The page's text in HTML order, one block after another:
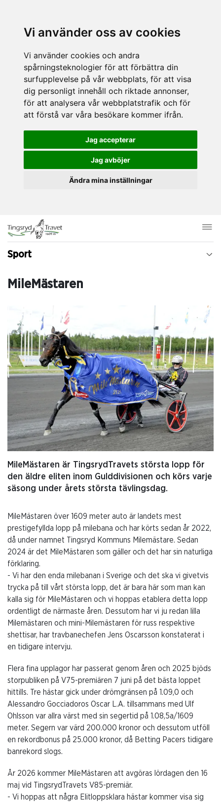
Vi använder oss av cookies
Vi använder cookies och andra
spårningsteknologier för att förbättra din
surfupplevelse på vår webbplats, för att visa
dig personligt innehåll och riktade annonser,
för att analysera vår webbplatstrafik och för
att förstå var våra besökare kommer ifrån.
Jag accepterar
Jag avböjer
Ändra mina inställningar
Sport
MileMästaren
MileMästaren är TingsrydTravets största lopp för
den äldre eliten inom Gulddivisionen och körs varje
säsong under årets största tävlingsdag.
MileMästaren över 1609 meter auto är landets mest
prestigefyllda lopp på milebana och har körts sedan år 2022,
då under namnet Tingsryd Kommuns Milemästare. Sedan
2024 är det MileMästaren som gäller och det har sin naturliga
förklaring.
- Vi har den enda milebanan i Sverige och det ska vi givetvis
trycka på till vårt största lopp, det är bara här som man kan
kalla sig för MileMästaren och vi hoppas etablera detta lopp
ordentligt de närmaste åren. Dessutom har vi ju redan lilla
Milemästaren och mini-Milemästaren för russ respektive
shettisar, har travbanechefen Jens Oscarsson konstaterat i
en tidigare intervju.
Flera fina upplagor har passerat genom åren och 2025 bjöds
storpubliken på V75-premiären 7 juni på det bästa loppet
hittills. Tre hästar gick under drömgränsen på 1.09,0 och
Alessandro Gocciadoros Oscar L.A. tillsammans med Ulf
Ohlsson var allra värst med sin segertid på 1.08,5a/1609
meter. Segern var värd 200.000 kronor och dessutom utföll
en rekordbonus på 25.000 kronor, då Betting Pacers tidigare
banrekord slogs.
År 2026 kommer MileMästaren att avgöras lördagen den 16
maj vid TingsrydTravets V85-premiär.
- Vi hoppas att några Elitloppsklara hästar kommer visa sig